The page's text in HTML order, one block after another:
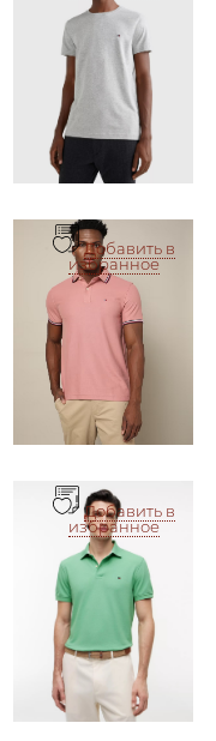
Добавить в
избранное
Добавить в
избранное